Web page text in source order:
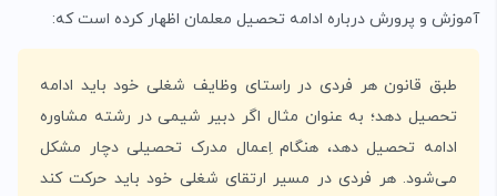
آموزش و پرورش درباره ادامه تحصیل معلمان اظهار کرده است که:
طبق قانون هر فردی در راستای وظایف شغلی خود باید ادامه
تحصیل دهد؛ به عنوان مثال اگر دبیر شیمی در رشته مشاوره
ادامه تحصیل دهد، هنگام اِعمال مدرک تحصیلی دچار مشکل
می‌شود. هر فردی در مسیر ارتقای شغلی خود باید حرکت کند